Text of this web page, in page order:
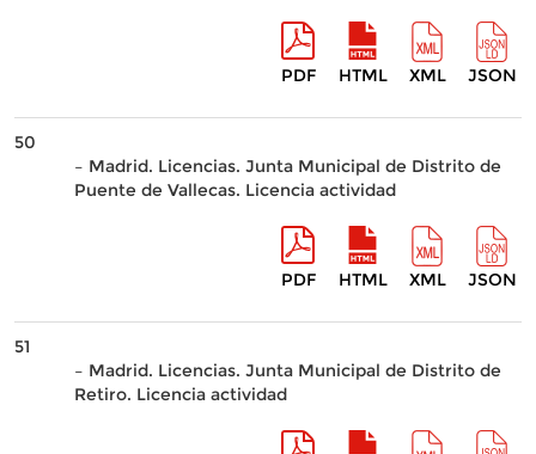
PDF HTML XML JSON
50
– Madrid. Licencias. Junta Municipal de Distrito de
Puente de Vallecas. Licencia actividad
PDF HTML XML JSON
51
– Madrid. Licencias. Junta Municipal de Distrito de
Retiro. Licencia actividad